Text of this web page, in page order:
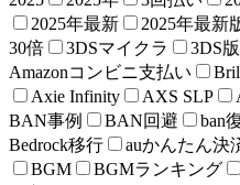
2025年最新
2025年最新
30倍
3DSマイクラ 3DS
Amazonコンビニ支払い
Axie Infinity
AXS SLP
BAN事例
BAN回避 ban
Bedrock移行
auかんたん決
BGM
BGMランキング